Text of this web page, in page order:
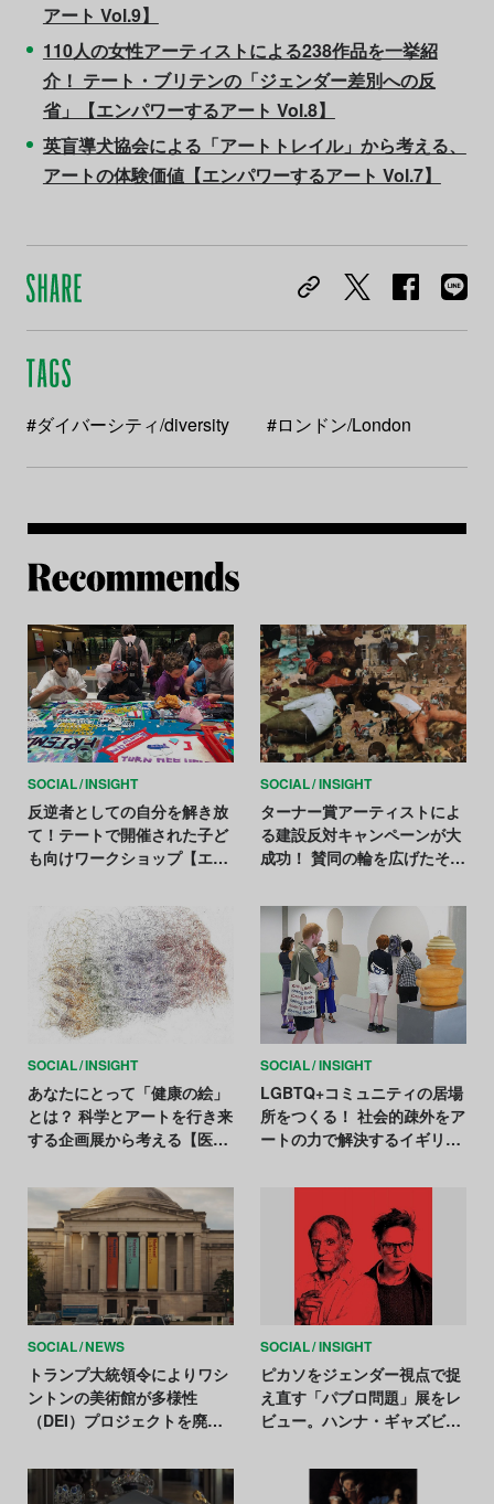
アート Vol.9】
110人の女性アーティストによる238作品を一挙紹
介！ テート・ブリテンの「ジェンダー差別への反
省」【エンパワーするアート Vol.8】
英盲導犬協会による「アートトレイル」から考える、
アートの体験価値【エンパワーするアート Vol.7】
#ダイバーシティ/diversity #ロンドン/London
SOCIAL INSIGHT
反逆者としての自分を解き放
て！テートで開催された子ど
も向けワークショップ【エン
SOCIAL INSIGHT
ターナー賞アーティストによ
る建設反対キャンペーンが大
成功！ 賛同の輪を広げたその
るアート Vol.11】
SOCIAL INSIGHT
あなたにとって「健康の絵」
とは？ 科学とアートを行き来
する企画展から考える【医療
SOCIAL INSIGHT
LGBTQ+コミュニティの居場
所をつくる！ 社会的疎外をア
ートの力で解決するイギリス
「QUEERCIRCLE」【エンパ
ワーするアート Vol.5】
SOCIAL NEWS
トランプ大統領令によりワシ
ントンの美術館が多様性
（DEI）プロジェクトを廃
SOCIAL INSIGHT
ピカソをジェンダー視点で捉
え直す「パブロ問題」展をレ
ビュー。ハンナ・ギャズビー